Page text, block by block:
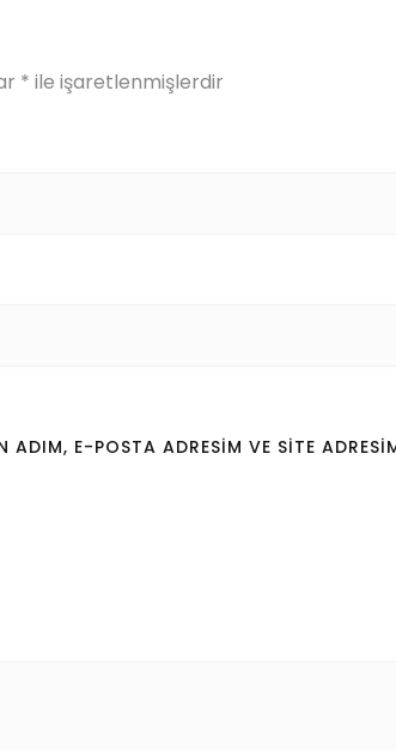
* ile işaretlenmişlerdir
E-POSTA ADRESIM VE SITE